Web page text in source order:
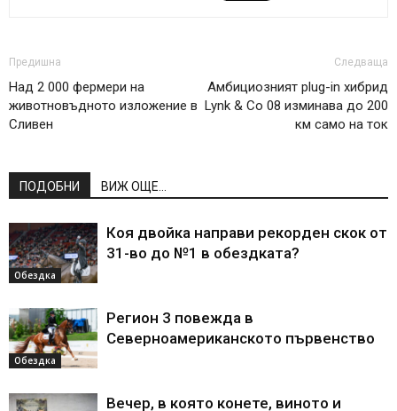
Предишна
Над 2 000 фермери на
животновъдното изложение в
Сливен
Следваща
Амбициозният plug-in хибрид
Lynk & Co 08 изминава до 200
км само на ток
ПОДОБНИ ВИЖ ОЩЕ...
Обездка
Коя двойка направи рекорден скок от
31-во до №1 в обездката?
Обездка
Регион 3 повежда в
Северноамериканското първенство
Вечер, в която конете, виното и